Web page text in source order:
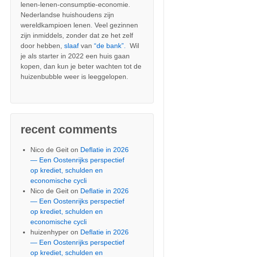
lenen-lenen-consumptie-economie.
Nederlandse huishoudens zijn
wereldkampioen lenen. Veel gezinnen
zijn inmiddels, zonder dat ze het zelf
door hebben,slaaf van“de bank”. Wil
je als starter in 2022 een huis gaan
kopen, dan kun je beter wachten tot de
huizenbubble weer is leeggelopen.
recent comments
Nico de Geit on Deflatie in 2026
— Een Oostenrijks perspectief
op krediet, schulden en
economische cycli
Nico de Geit on Deflatie in 2026
— Een Oostenrijks perspectief
op krediet, schulden en
economische cycli
huizenhyper on Deflatie in 2026
— Een Oostenrijks perspectief
op krediet, schulden en